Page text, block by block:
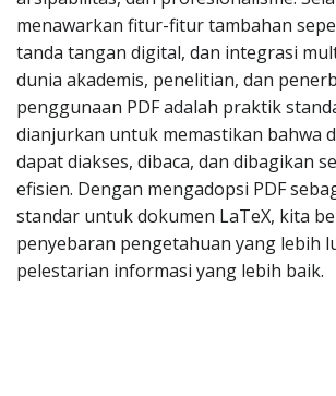
menawarkan fitur-fitur tambahan
tanda tangan digital, dan integrasi
dunia akademis, penelitian, dan
penggunaan PDF adalah praktik
dianjurkan untuk memastikan bahwa
dapat diakses, dibaca, dan dibagikan
efisien. Dengan mengadopsi PDF
standar untuk dokumen LaTeX, kita
penyebaran pengetahuan yang lebih
pelestarian informasi yang lebih baik.